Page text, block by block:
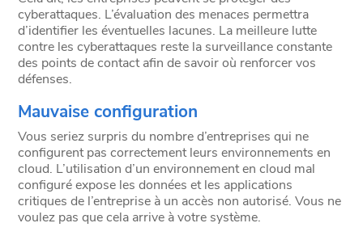
cyberattaques. L’évaluation des menaces permettra
d’identifier les éventuelles lacunes. La meilleure lutte
contre les cyberattaques reste la surveillance constante
des points de contact afin de savoir où renforcer vos
défenses.
Mauvaise configuration
Vous seriez surpris du nombre d’entreprises qui ne
configurent pas correctement leurs environnements en
cloud. L’utilisation d’un environnement en cloud mal
configuré expose les données et les applications
critiques de l’entreprise à un accès non autorisé. Vous ne
voulez pas que cela arrive à votre système.